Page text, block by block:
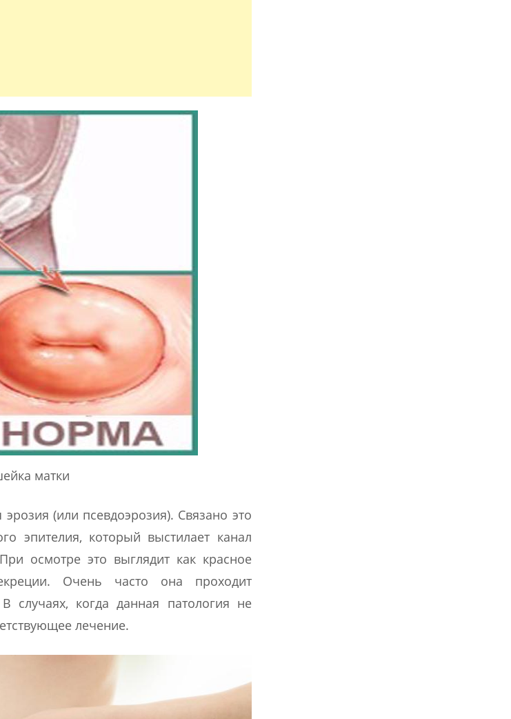
матки
(или псевдоэрозия). Связано это
эпителия, который выстилает канал
осмотре это выглядит как красное
Очень часто она проходит
когда данная патология не
лечение.